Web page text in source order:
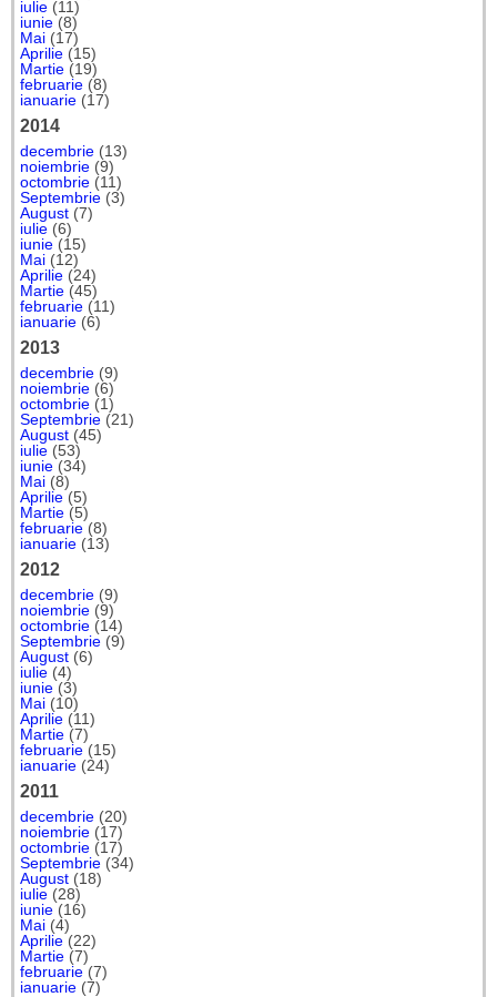
iulie (11)
iunie (8)
Mai (17)
Aprilie (15)
Martie (19)
februarie (8)
ianuarie (17)
2014
decembrie (13)
noiembrie (9)
octombrie (11)
Septembrie (3)
August (7)
iulie (6)
iunie (15)
Mai (12)
Aprilie (24)
Martie (45)
februarie (11)
ianuarie (6)
2013
decembrie (9)
noiembrie (6)
octombrie (1)
Septembrie (21)
August (45)
iulie (53)
iunie (34)
Mai (8)
Aprilie (5)
Martie (5)
februarie (8)
ianuarie (13)
2012
decembrie (9)
noiembrie (9)
octombrie (14)
Septembrie (9)
August (6)
iulie (4)
iunie (3)
Mai (10)
Aprilie (11)
Martie (7)
februarie (15)
ianuarie (24)
2011
decembrie (20)
noiembrie (17)
octombrie (17)
Septembrie (34)
August (18)
iulie (28)
iunie (16)
Mai (4)
Aprilie (22)
Martie (7)
februarie (7)
ianuarie (7)